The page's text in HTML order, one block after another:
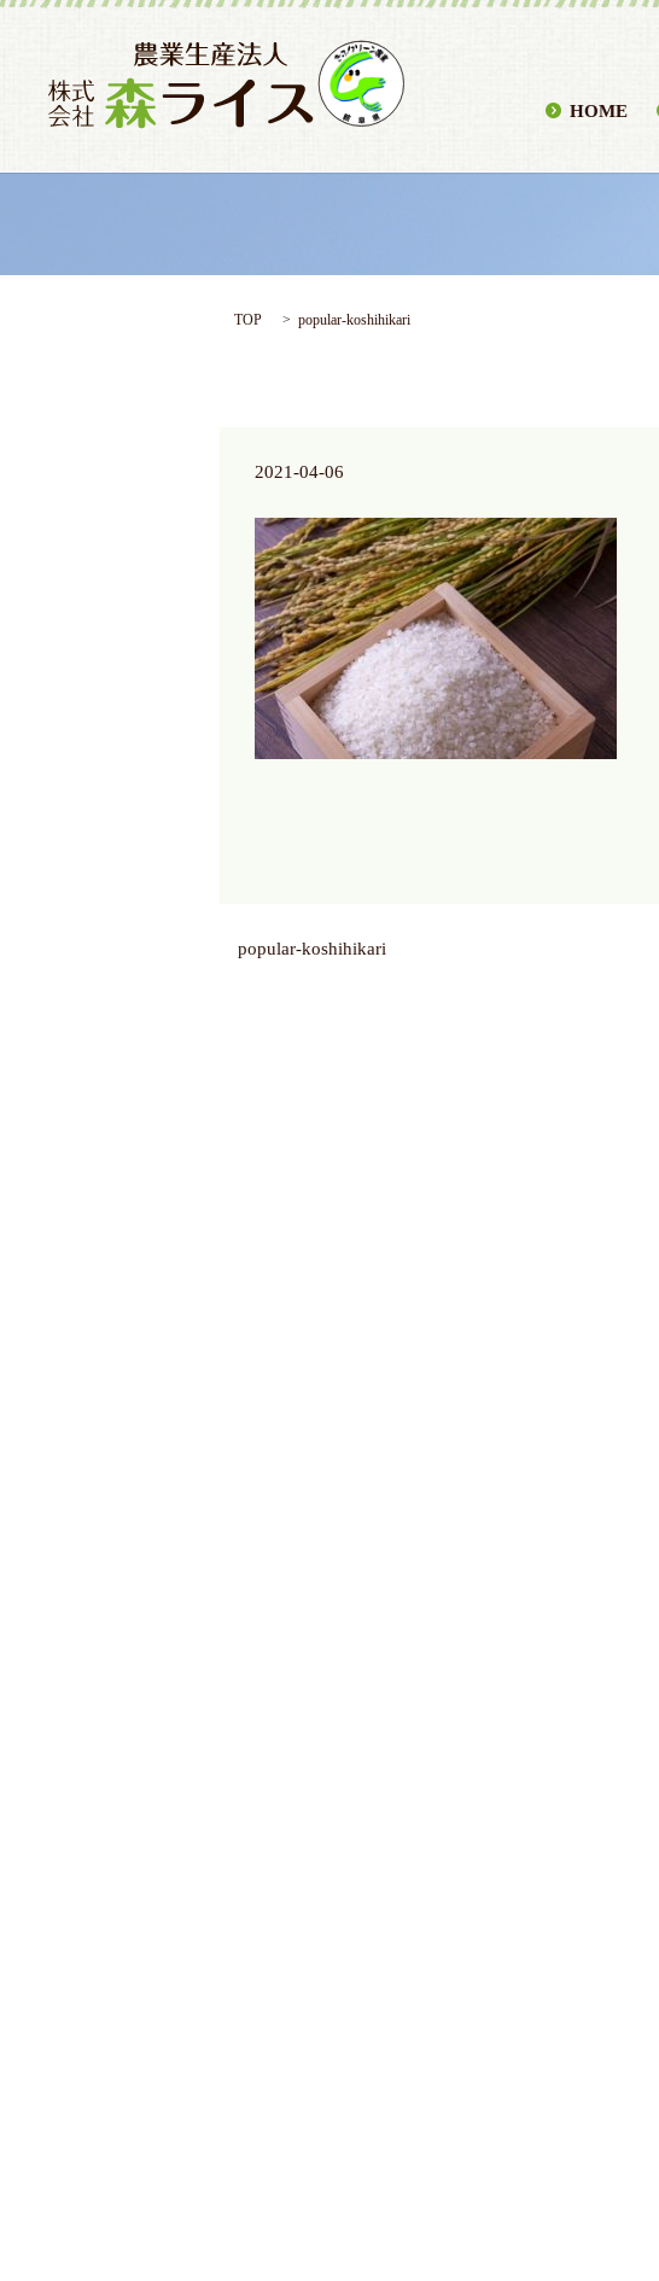
HOME
TOP popular-koshihikari
2021-04-06
popular-koshihikari